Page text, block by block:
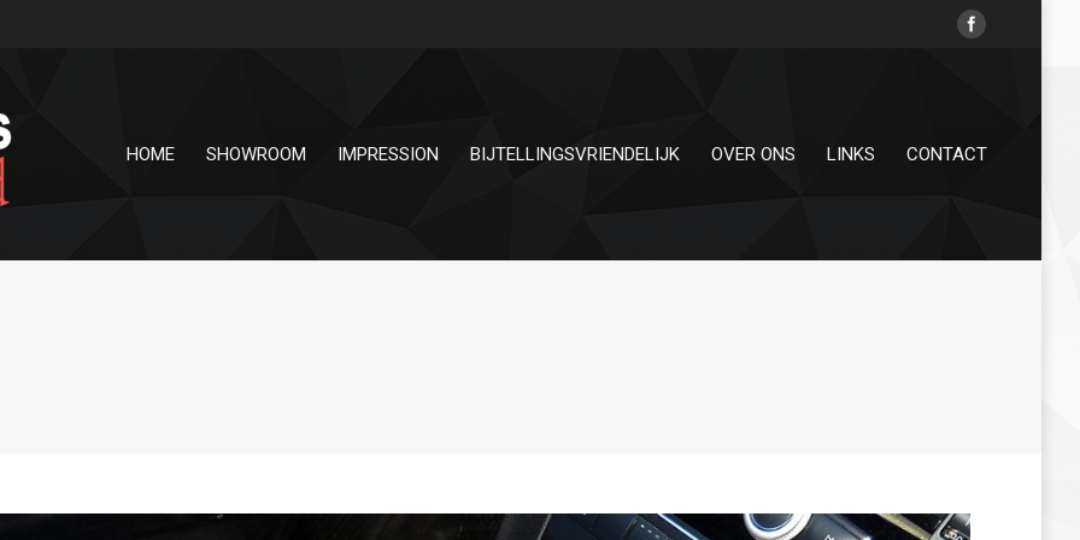
HOME SHOWROOM IMPRESSION BIJTELLINGSVRIENDELIJK OVER ONS LINKS CONTACT